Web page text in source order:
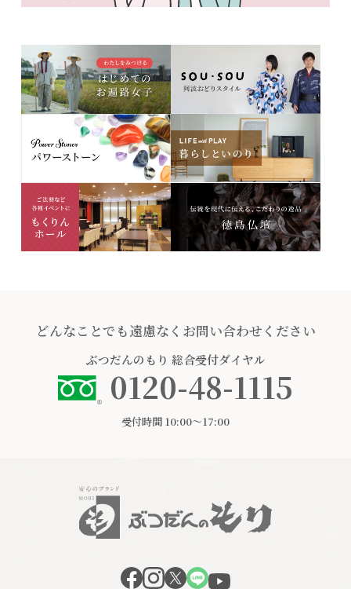
どんなことでも遠慮なくお問い合わせください
ぶつだんのもり 総合受付ダイヤル
0120-48-1115
受付時間 10:00〜17:00